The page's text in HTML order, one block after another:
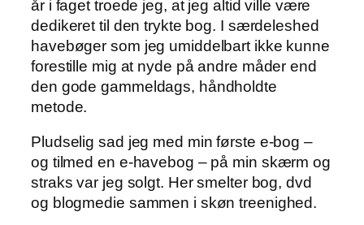
år i faget troede jeg, at jeg altid ville være
dedikeret til den trykte bog. I særdeleshed
havebøger som jeg umiddelbart ikke kunne
forestille mig at nyde på andre måder end
den gode gammeldags, håndholdte
metode.
Pludselig sad jeg med min første e-bog –
og tilmed en e-havebog – på min skærm og
straks var jeg solgt. Her smelter bog, dvd
og blogmedie sammen i skøn treenighed.